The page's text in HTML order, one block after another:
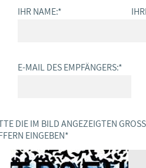
IHR NAME:*
E-MAIL DES EMPFÄNGERS:*
DIE IM BILD ANGEZEIGTEN
EINGEBEN *